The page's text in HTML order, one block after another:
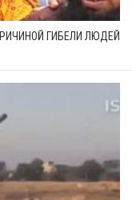
ГИБЕЛИ ЛЮДЕЙ